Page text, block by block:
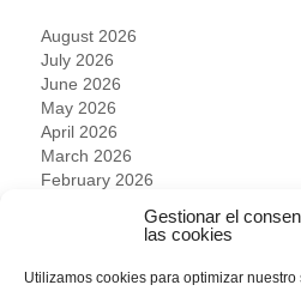
Gestionar el
las cookies
Utilizamos cookies para optimizar
August 2026
July 2026
June 2026
May 2026
April 2026
March 2026
February 2026
November 2025
September 2025